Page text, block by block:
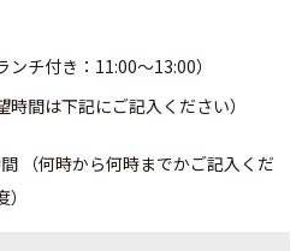
チ付き：11:00～13:00）
間は下記にご記入ください）
（何時から何時までかご記入くだ